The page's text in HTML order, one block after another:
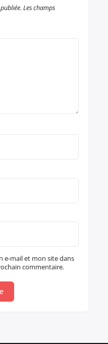
Les champs
e-mail et mon site dans
commentaire.